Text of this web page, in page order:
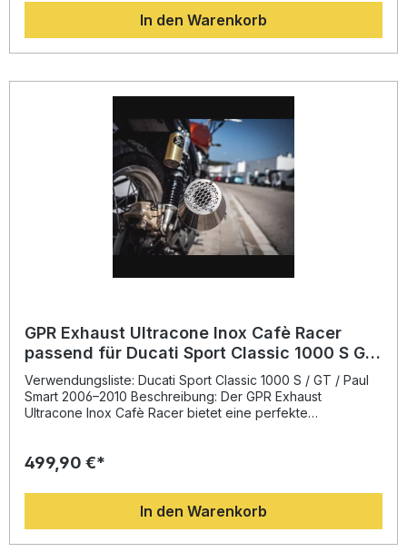
entwickelt und bietet neben einer hörbar sportlichen
Soundkulisse deutliche technische Vorteile. Sie profitieren
von einer spürbaren Gewichtseinsparung gegenüber dem
Serienauspuff sowie einer Steigerung von Drehmoment
Schwarz verleiht Ihrem Motorrad zusätzlich eine
individuelle Note. GPR Produkte sind DIN-zertifiziert, was
Ihnen eine gleichbleibend hohe Qualität und Langlebigkeit
garantiert. Die Montage erfolgt als Plug-and-Play-Lösung
und kann mit dem beiliegenden Montagematerial schnell
und einfach durchgeführt werden. Es wird empfohlen, den
Einbau durch eine Fachwerkstatt vornehmen zu lassen, um
die optimale Passgenauigkeit und Funktion sicherzustellen.
Sportlicher Deeptone Sound mit EU-Zulassung Erhöhung
von Drehmoment und Leistung Weniger Gewicht im
Vergleich zur Serienanlage Modernes Design im
fahrzeugspezifischen Halterungen Lieferumfang: Dual
In den Warenkorb
GPR Exhaust Ultracone Inox Cafè Racer
passend für Ducati Sport Classic 1000 S GT
Paul Smart 2006-2010
Verwendungsliste: Ducati Sport Classic 1000 S / GT / Paul
Smart 2006–2010 Beschreibung: Der GPR Exhaust
Ultracone Inox Cafè Racer bietet eine perfekte
langjährigen Erfahrung in der Motorrad-Weltmeisterschaft,
Leistungssteigerung, verbessertes Drehmoment sowie
einen kernig-sportlichen Sound im legalen Bereich. Die
hochwertige Edelstahlkonstruktion sorgt für Langlebigkeit
und ein edles Erscheinungsbild, das Ihrem Motorrad einen
499,90 €*
In den Warenkorb